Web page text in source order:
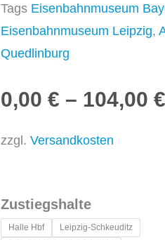
Tags Eisenbahnmuseum
Eisenbahnmuseum Leipzig,
Quedlinburg
0,00 € – 104,00 €
zzgl. Versandkosten
Zustiegshalte
Halle Hbf
Leipzig-Schkeuditz
05.12.26
"Advent